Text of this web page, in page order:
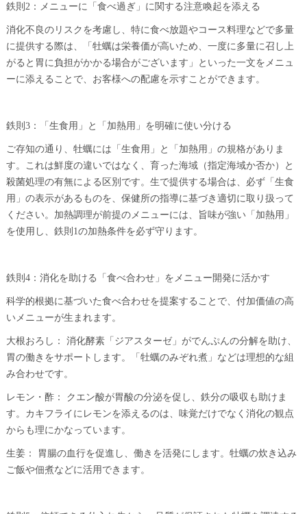
鉄則2：メニューに「食べ過ぎ」に関する注意喚起を添える
消化不良のリスクを考慮し、特に食べ放題やコース料理などで多量
に提供する際は、「牡蠣は栄養価が高いため、一度に多量に召し上
がると胃に負担がかかる場合がございます」といった一文をメニュ
ーに添えることで、お客様への配慮を示すことができます。
鉄則3：「生食用」と「加熱用」を明確に使い分ける
ご存知の通り、牡蠣には「生食用」と「加熱用」の規格がありま
す。これは鮮度の違いではなく、育った海域（指定海域か否か）と
殺菌処理の有無による区別です。生で提供する場合は、必ず「生食
用」の表示があるものを、保健所の指導に基づき適切に取り扱って
ください。加熱調理が前提のメニューには、旨味が強い「加熱用」
を使用し、鉄則1の加熱条件を必ず守ります。
鉄則4：消化を助ける「食べ合わせ」をメニュー開発に活かす
科学的根拠に基づいた食べ合わせを提案することで、付加価値の高
いメニューが生まれます。
大根おろし： 消化酵素「ジアスターゼ」がでんぷんの分解を助け、
胃の働きをサポートします。「牡蠣のみぞれ煮」などは理想的な組
み合わせです。
レモン・酢： クエン酸が胃酸の分泌を促し、鉄分の吸収も助けま
す。カキフライにレモンを添えるのは、味覚だけでなく消化の観点
からも理にかなっています。
生姜： 胃腸の血行を促進し、働きを活発にします。牡蠣の炊き込み
ご飯や佃煮などに活用できます。